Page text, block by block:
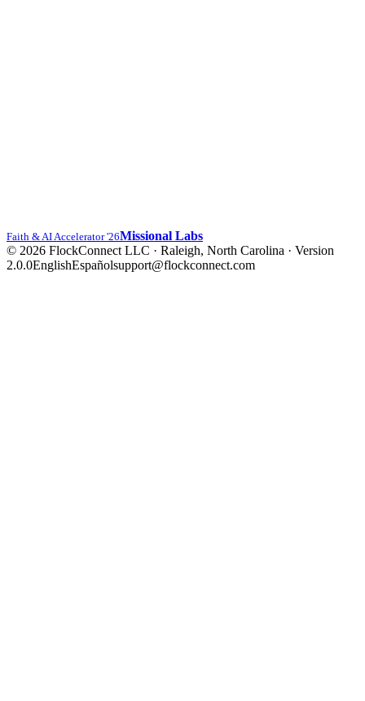
Faith & AI Accelerator '26Missional Labs
© 2026 FlockConnect LLC · Raleigh, North Carolina · Version
2.0.0EnglishEspañolsupport@flockconnect.com